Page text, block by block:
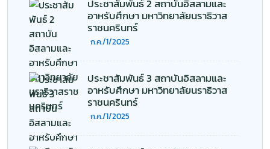
ประชาสัมพันธ์ 2 สถาบันอิสลามและ
อาหรับศึกษา มหาวิทยาลัยนราธิวาส
ราชนครินทร์
ก.ค./1/2025
ประชาสัมพันธ์ 3 สถาบันอิสลามและ
อาหรับศึกษา มหาวิทยาลัยนราธิวาส
ราชนครินทร์
ก.ค./1/2025